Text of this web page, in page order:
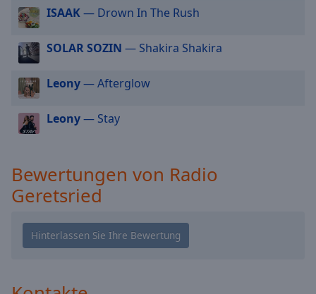
modal
window.
Beginning
window.
Escape
cancel
and
close
window.
ISAAK— Drown In The Rush
SOLAR SOZIN — Shakira Shakira
Leony— Afterglow
Leony— Stay
Bewertungen von Radio
Geretsried